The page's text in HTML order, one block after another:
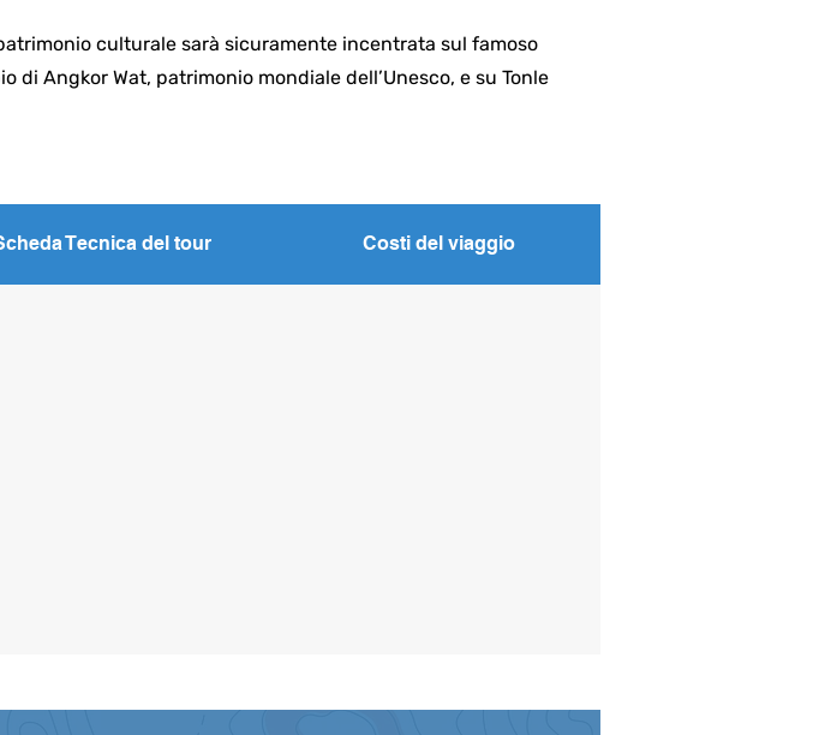
Tecnica del tour Costi del viaggio
culturale sarà sicuramente incentrata sul famoso
Angkor Wat, patrimonio mondiale dell’Unesco, e su Tonle